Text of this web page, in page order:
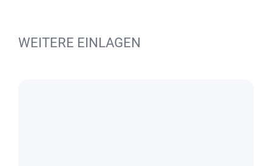
WEITERE EINLAGEN